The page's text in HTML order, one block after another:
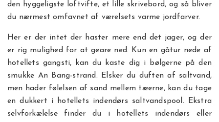
den hyggeligste loftvifte, et lille skrivebord, og så bliver
du nærmest omfavnet af værelsets varme jordfarver.
Her er der intet der haster mere end det jager, og der
er rig mulighed for at geare ned. Kun en gåtur nede af
hotellets gangsti, kan du kaste dig i bølgerne på den
smukke An Bang-strand. Elsker du duften af saltvand,
men hader følelsen af sand mellem tæerne, kan du tage
en dukkert i hotellets indendørs saltvandspool. Ekstra
selvforkælelse finder du i hotellets indendørs eller